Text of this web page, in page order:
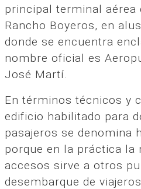
principal terminal aérea
Rancho Boyeros, en
donde se encuentra
nombre oficial es
José Martí.
En términos técnicos y
edificio habilitado para
pasajeros se denomina
porque en la práctica la
accesos sirve a otros
desembarque de